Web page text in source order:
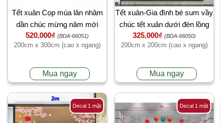
Tết xuân Cọp múa lân nhâm
dần chúc mừng năm mới
520,000₫ (BDA-66051)
200cm x 300cm (cao x ngang)
Mua ngay
Tết xuân-Gia đình bé sum vầy
chúc tết xuân dưới đèn lồng
325,000₫ (BDA-66050)
200cm x 200cm (cao x ngang)
Mua ngay
Decal 1 mặt Decal 1 mặt